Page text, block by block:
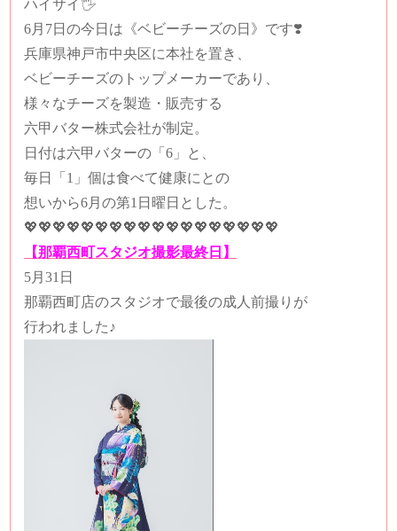
ハイサイ🖐️
6月7日の今日は《ベビーチーズの日》です❣️
兵庫県神戸市中央区に本社を置き、
ベビーチーズのトップメーカーであり、
様々なチーズを製造・販売する
六甲バター株式会社が制定。
日付は六甲バターの「6」と、
毎日「1」個は食べて健康にとの
想いから6月の第1日曜日とした。
💖💖💖💖💖💖💖💖💖💖💖💖💖💖💖💖💖💖
【那覇西町スタジオ撮影最終日】
5月31日
那覇西町店のスタジオで最後の成人前撮りが
行われました♪